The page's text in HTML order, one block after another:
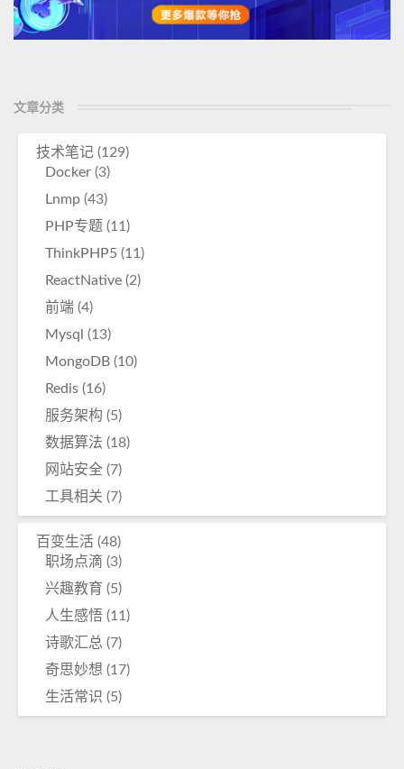
程
文章分类
技术笔记 (129)
Docker (3)
Lnmp (43)
PHP专题 (11)
ThinkPHP5 (11)
ReactNative (2)
前端 (4)
Mysql (13)
MongoDB (10)
Redis (16)
服务架构 (5)
数据算法 (18)
网站安全 (7)
工具相关 (7)
百变生活 (48)
职场点滴 (3)
兴趣教育 (5)
人生感悟 (11)
诗歌汇总 (7)
奇思妙想 (17)
生活常识 (5)